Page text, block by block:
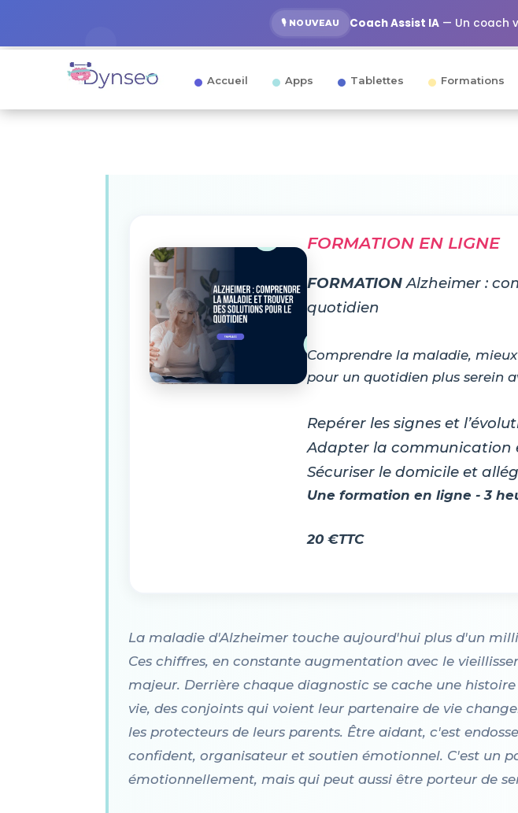
🎙️ NOUVEAU Coach Assist IA— Un coach
Accueil Apps Tablettes Formations
FORMATION EN LIGNE
FORMATIONAlzheimer :
quotidien
Comprendre la maladie,
pour un quotidien plus serein
Repérer les signes et
Adapter la communication
Sécuriser le domicile et
Une formation en ligne - 3
20 €TTC
La maladie d'Alzheimer touche aujourd'hui plus d'un
Ces chiffres, en constante augmentation avec le
majeur. Derrière chaque diagnostic se cache une
vie, des conjoints qui voient leur partenaire de vie
les protecteurs de leurs parents. Être aidant, c'est
confident, organisateur et soutien émotionnel. C'est un
émotionnellement, mais qui peut aussi être porteur de